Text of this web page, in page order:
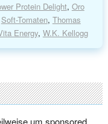
Protein Delight, Oro
Soft-Tomaten, Thomas
Energy, W.K. Kellogg
um sponsored